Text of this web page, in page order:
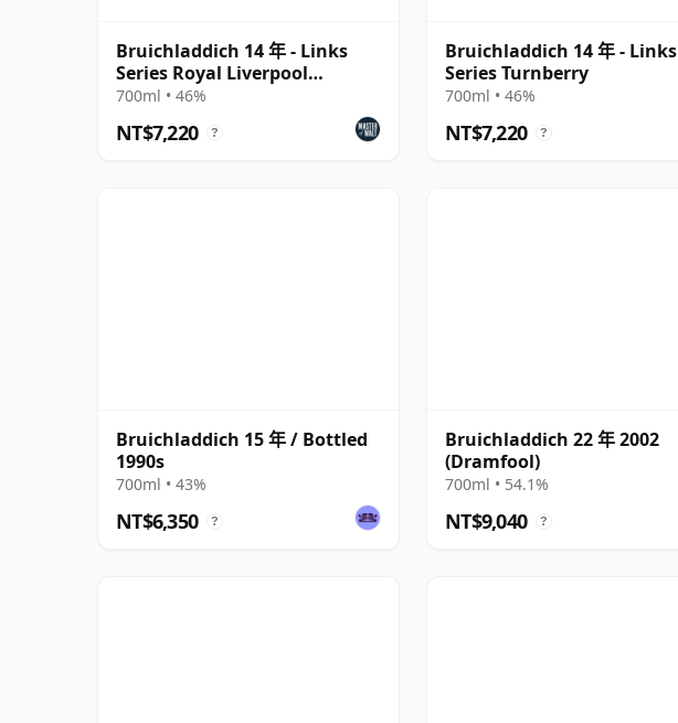
Bruichladdich 14 年 - Links
Series Royal Liverpool
Hoylake
700ml • 46%
NT$7,220 ?
Bruichladdich 14 年 - Links
Series Turnberry
700ml • 46%
NT$7,220 ?
Bruichladdich 15 年 / Bottled
1990s
700ml • 43%
NT$6,350 ?
Bruichladdich 22 年 2002
(Dramfool)
700ml • 54.1%
NT$9,040 ?